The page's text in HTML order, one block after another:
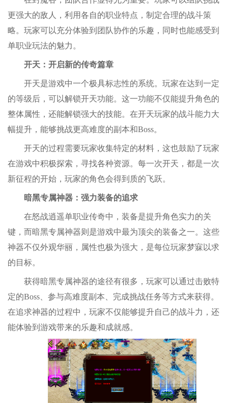
更强大的敌人，利用各自的职业特点，制定合理的战斗策
略。玩家可以充分体验到团队协作的乐趣，同时也能感受到
单职业玩法的魅力。
开天：开启新的传奇篇章
开天是游戏中一个极具标志性的系统。玩家在达到一定
的等级后，可以解锁开天功能。这一功能不仅能提升角色的
整体属性，还能解锁强大的技能。在开天玩家的战斗能力大
幅提升，能够挑战更高难度的副本和Boss。
开天的过程需要玩家收集特定的材料，这也鼓励了玩家
在游戏中积极探索，寻找各种资源。每一次开天，都是一次
新征程的开始，玩家的角色会得到质的飞跃。
暗黑专属神器：强力装备的追求
在怒战逍遥单职业传奇中，装备是提升角色实力的关
键，而暗黑专属神器则是游戏中最为顶尖的装备之一。这些
神器不仅外观华丽，属性也极为强大，是每位玩家梦寐以求
的目标。
获得暗黑专属神器的途径有很多，玩家可以通过击败特
定的Boss、参与高难度副本、完成挑战任务等方式来获得。
在追求神器的过程中，玩家不仅能够提升自己的战斗力，还
能体验到游戏带来的乐趣和成就感。